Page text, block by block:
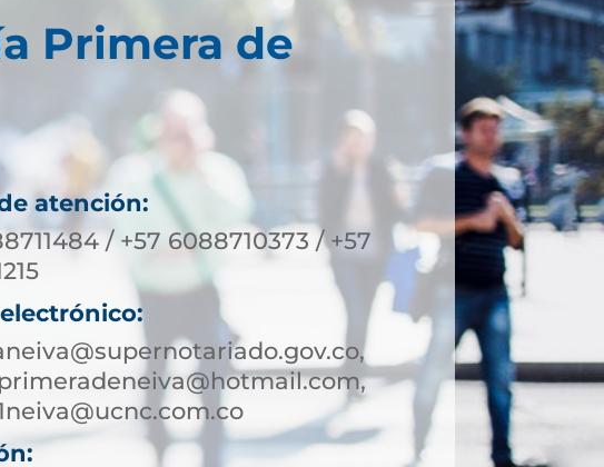
Primera de
atención:
/ +57 6088710373 / +57